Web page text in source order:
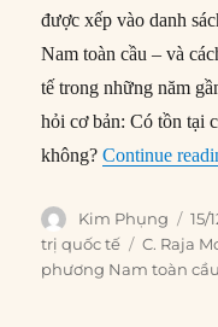
được xếp vào danh
Nam toàn cầu – và
tế trong những năm
hỏi cơ bản: Có tồn tại
không?Continue
Author
Kim Phụng
on
15/
trị quốc tế
Tags
C. Raja
phương Nam toàn